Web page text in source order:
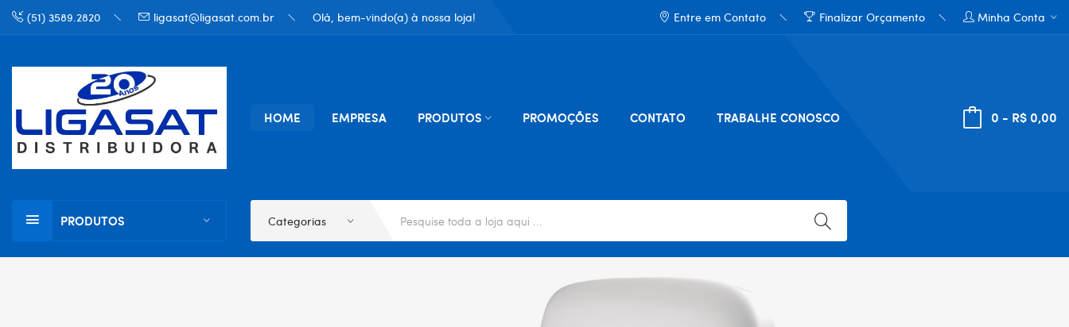
(51) 3589.2820 ligasat@ligasat.com.br Olá, bem-vindo(a) à nossa loja! Entre em Contato Finalizar Orçamento Minha Conta
HOME EMPRESA PRODUTOS PROMOÇÕES CONTATO TRABALHE CONOSCO 0 - R$ 0,00
PRODUTOS Categorias